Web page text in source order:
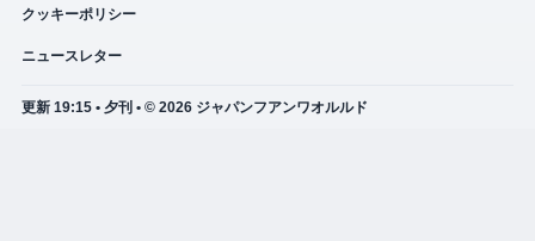
クッキーポリシー
ニュースレター
更新 19:15 • 夕刊 • © 2026 ジャパンフアンワオルルド